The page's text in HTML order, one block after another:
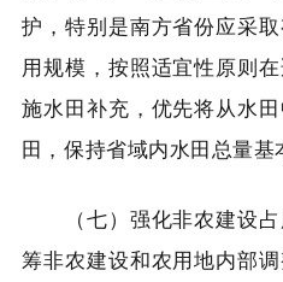
护，特别是南方省份应采
用规模，按照适宜性原则
施水田补充，优先将从水
田，保持省域内水田总量基
（七）强化非农建设占
筹非农建设和农用地内部